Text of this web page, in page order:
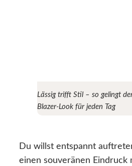
Lässig trifft Stil – so gelingt
Blazer-Look für jeden Tag
Du willst entspannt
einen souveränen Eindruck